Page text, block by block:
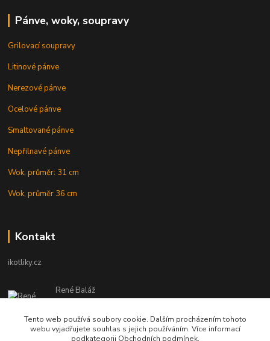
Pánve, woky, soupravy
Grilovací soupravy
Litinové pánve
Nerezové pánve
Ocelové pánve
Smaltované pánve
Nepřilnavé pánve
Wok, průměr: 31 cm
Wok, průměr 36 cm
Kontakt
ikotliky.cz
René Baláž
Eshop: +421 902 212 007
od 8:00 - do 16:00 hod
info@ikotliky.cz
Tento web používá soubory cookie. Dalším procházením tohoto
webu vyjadřujete souhlas s jejich používáním. Více informací
podkategorii Obchodních podmínek.